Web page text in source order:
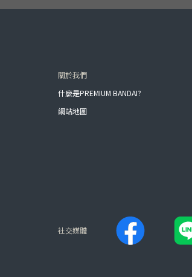
關於我們
什麼是PREMIUM BANDAI?
網站地圖
社交媒體